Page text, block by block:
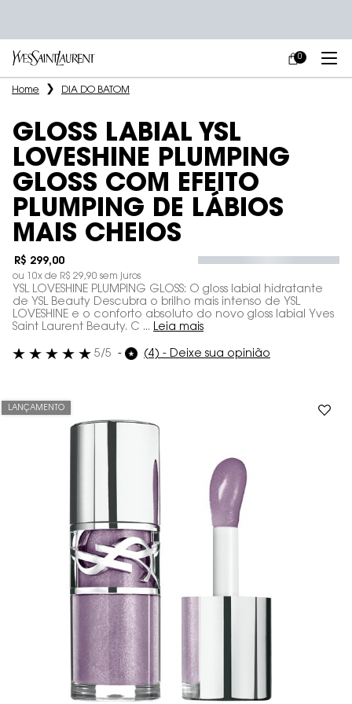
MEU
CARRINHO
0
0 PRODUCT IN
Main content
Home DIA DO BATOM
GLOSS LABIAL YSL
LOVESHINE PLUMPING
GLOSS COM EFEITO
PLUMPING DE LÁBIOS
MAIS CHEIOS
R$ 299,00
ou 10x de R$ 29,90 sem juros
YSL LOVESHINE PLUMPING GLOSS: O gloss labial hidratante
de YSL Beauty Descubra o brilho mais intenso de YSL
LOVESHINE e o conforto absoluto do novo gloss labial Yves
Saint Laurent Beauty. C ... Leia mais
5/5 (4) - Deixe sua opinião
LANÇAMENTO